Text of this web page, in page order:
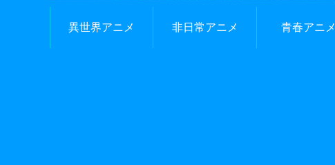
異世界アニメ 非日常アニメ 青春アニメ